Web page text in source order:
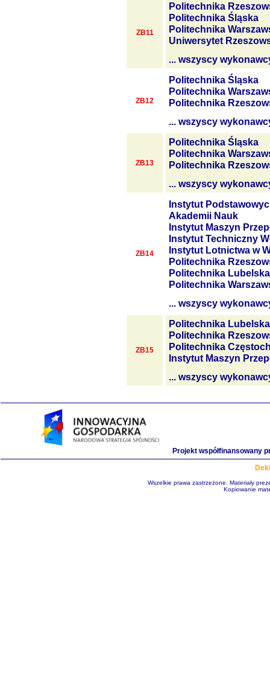
ZB11
Politechnika
Politechnika Śląska
Politechnika
Uniwersytet
... wszyscy
ZB12
Politechnika Śląska
Politechnika
Politechnika
... wszyscy
ZB13
Politechnika Śląska
Politechnika
Politechnika
... wszyscy
ZB14
Instytut
Akademii Nauk
Instytut Maszyn
Instytut Techniczny
Instytut Lotnictwa w
Politechnika
Politechnika Lubelska
Politechnika
... wszyscy
ZB15
Politechnika Lubelska
Politechnika
Politechnika
Instytut Maszyn
... wszyscy
Projekt współfinansowany
Wszelkie prawa zastrzeżone. Materiały
Kopiowanie